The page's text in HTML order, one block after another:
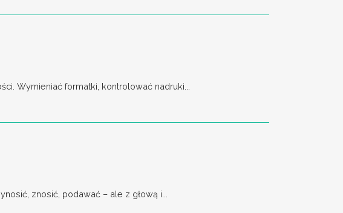
Wymieniać formatki, kontrolować nadruki...
znosić, podawać – ale z głową i...